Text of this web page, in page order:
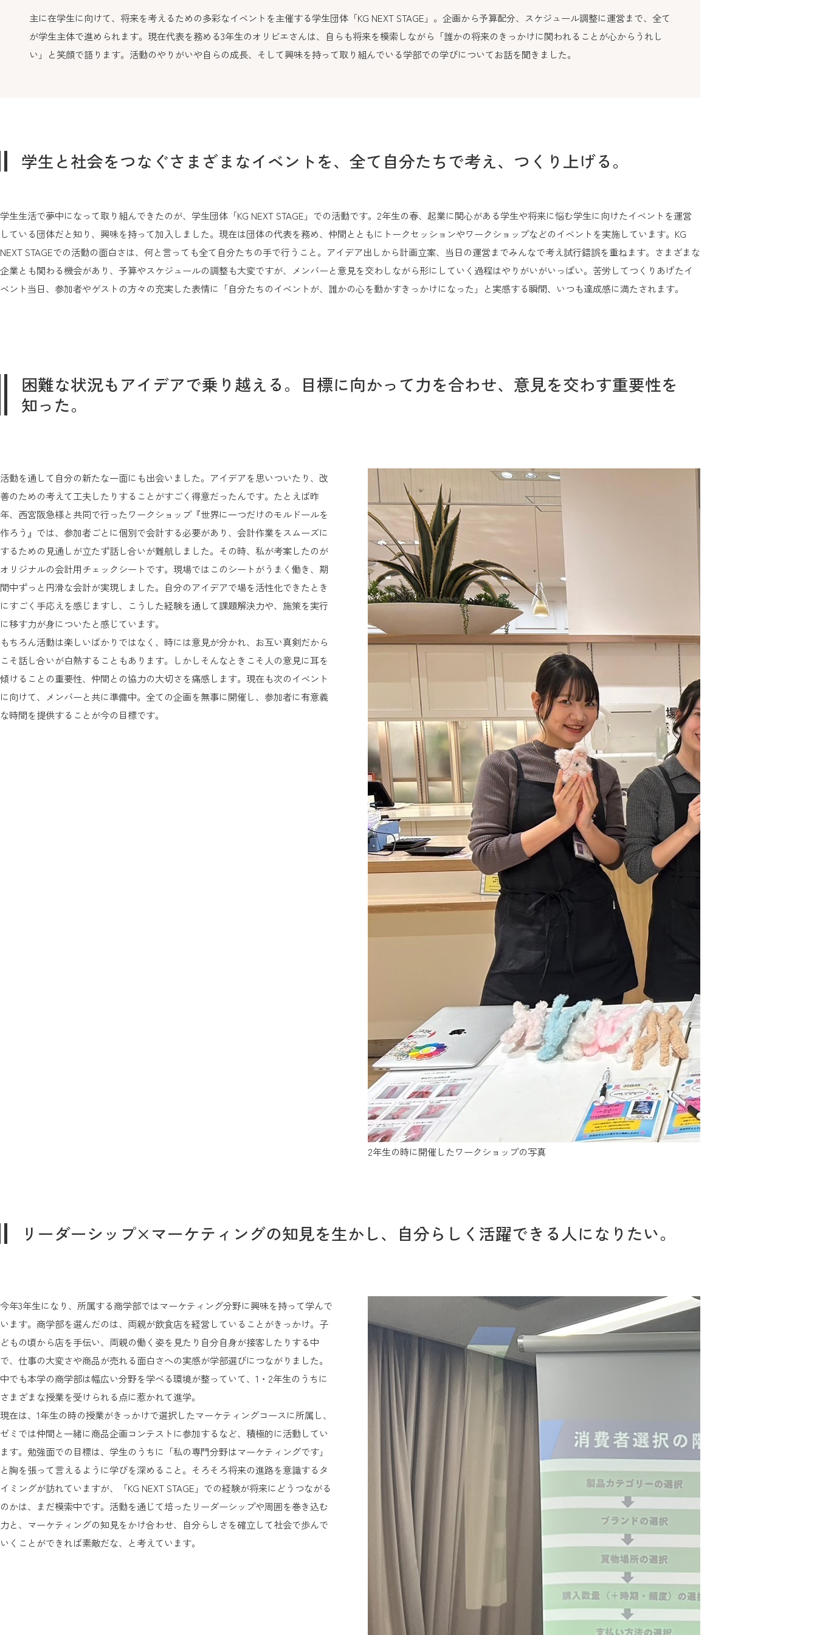
主に在学生に向けて、将来を考えるための多彩なイベントを主催する学生団体「KG NEXT STAGE」。企画から予算配分、スケジュール調整に運営まで、全て
が学生主体で進められます。現在代表を務める3年生のオリビエさんは、自らも将来を模索しながら「誰かの将来のきっかけに関われることが心からうれし
い」と笑顔で語ります。活動のやりがいや自らの成長、そして興味を持って取り組んでいる学部での学びについてお話を聞きました。
学生と社会をつなぐさまざまなイベントを、全て自分たちで考え、つくり上げる。
学生生活で夢中になって取り組んできたのが、学生団体「KG NEXT STAGE」での活動です。2年生の春、起業に関心がある学生や将来に悩む学生に向けたイベントを運営
している団体だと知り、興味を持って加入しました。現在は団体の代表を務め、仲間とともにトークセッションやワークショップなどのイベントを実施しています。KG
NEXT STAGEでの活動の面白さは、何と言っても全て自分たちの手で行うこと。アイデア出しから計画立案、当日の運営までみんなで考え試行錯誤を重ねます。さまざまな
企業とも関わる機会があり、予算やスケジュールの調整も大変ですが、メンバーと意見を交わしながら形にしていく過程はやりがいがいっぱい。苦労してつくりあげたイ
ベント当日、参加者やゲストの方々の充実した表情に「自分たちのイベントが、誰かの心を動かすきっかけになった」と実感する瞬間、いつも達成感に満たされます。
困難な状況もアイデアで乗り越える。目標に向かって力を合わせ、意見を交わす重要性を
知った。
活動を通して自分の新たな一面にも出会いました。アイデアを思いついたり、改
善のための考えて工夫したりすることがすごく得意だったんです。たとえば昨
年、西宮阪急様と共同で行ったワークショップ『世界に一つだけのモルドールを
作ろう』では、参加者ごとに個別で会計する必要があり、会計作業をスムーズに
するための見通しが立たず話し合いが難航しました。その時、私が考案したのが
オリジナルの会計用チェックシートです。現場ではこのシートがうまく働き、期
間中ずっと円滑な会計が実現しました。自分のアイデアで場を活性化できたとき
にすごく手応えを感じますし、こうした経験を通して課題解決力や、施策を実行
に移す力が身についたと感じています。
もちろん活動は楽しいばかりではなく、時には意見が分かれ、お互い真剣だから
こそ話し合いが白熱することもあります。しかしそんなときこそ人の意見に耳を
傾けることの重要性、仲間との協力の大切さを痛感します。現在も次のイベント
に向けて、メンバーと共に準備中。全ての企画を無事に開催し、参加者に有意義
な時間を提供することが今の目標です。
2年生の時に開催したワークショップの写真
リーダーシップ×マーケティングの知見を生かし、自分らしく活躍できる人になりたい。
今年3年生になり、所属する商学部ではマーケティング分野に興味を持って学んで
います。商学部を選んだのは、両親が飲食店を経営していることがきっかけ。子
どもの頃から店を手伝い、両親の働く姿を見たり自分自身が接客したりする中
で、仕事の大変さや商品が売れる面白さへの実感が学部選びにつながりました。
中でも本学の商学部は幅広い分野を学べる環境が整っていて、1・2年生のうちに
さまざまな授業を受けられる点に惹かれて進学。
現在は、1年生の時の授業がきっかけで選択したマーケティングコースに所属し、
ゼミでは仲間と一緒に商品企画コンテストに参加するなど、積極的に活動してい
ます。勉強面での目標は、学生のうちに「私の専門分野はマーケティングです」
と胸を張って言えるように学びを深めること。そろそろ将来の進路を意識するタ
イミングが訪れていますが、「KG NEXT STAGE」での経験が将来にどうつながる
のかは、まだ模索中です。活動を通じて培ったリーダーシップや周囲を巻き込む
力と、マーケティングの知見をかけ合わせ、自分らしさを確立して社会で歩んで
いくことができれば素敵だな、と考えています。